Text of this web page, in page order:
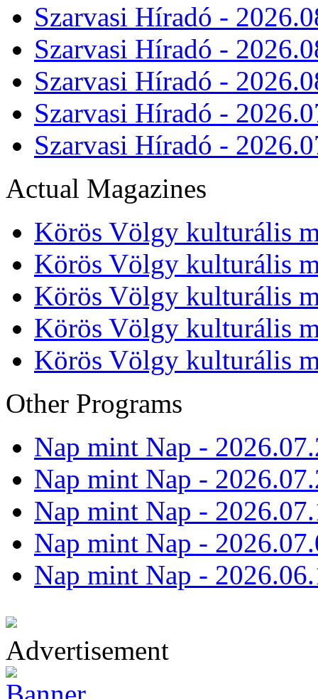
Szarvasi Híradó -
Szarvasi Híradó -
Szarvasi Híradó -
Szarvasi Híradó -
Szarvasi Híradó -
Actual Magazines
Körös Völgy kulturális
Körös Völgy kulturális
Körös Völgy kulturális
Körös Völgy kulturális
Körös Völgy kulturális
Other Programs
Nap mint Nap -
Nap mint Nap -
Nap mint Nap -
Nap mint Nap -
Nap mint Nap -
Advertisement